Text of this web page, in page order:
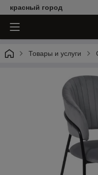
красный город
Товары и услуги